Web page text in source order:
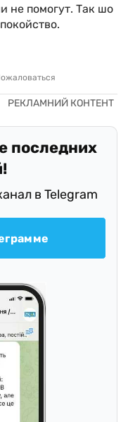
не помогут. Так шо
последних
в Telegram